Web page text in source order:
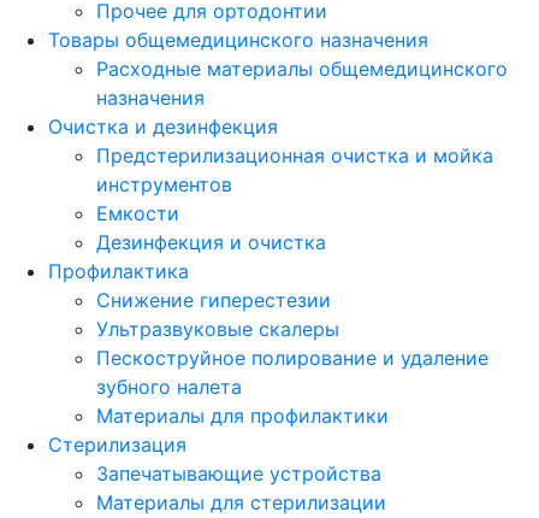
Прочее для ортодонтии
Товары общемедицинского назначения
Расходные материалы общемедицинского
назначения
Очистка и дезинфекция
Предстерилизационная очистка и мойка
инструментов
Емкости
Дезинфекция и очистка
Профилактика
Снижение гиперестезии
Ультразвуковые скалеры
Пескоструйное полирование и удаление
зубного налета
Материалы для профилактики
Стерилизация
Запечатывающие устройства
Материалы для стерилизации